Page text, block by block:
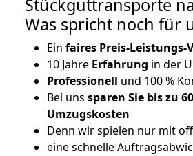
Stückguttransporte
Was spricht noch für
Ein faires Preis-Leistungs-
10 Jahre Erfahrung in der
Professionell und 100 %
Bei uns sparen Sie bis zu
Umzugskosten
Denn wir spielen nur mit
eine schnelle